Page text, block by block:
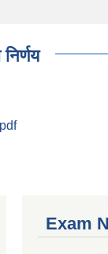
Exam